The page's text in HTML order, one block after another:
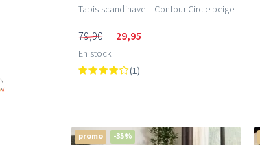
Tapis scandinave – Contour Circle beige
79,90 29,95
En stock
(1)
promo -35%